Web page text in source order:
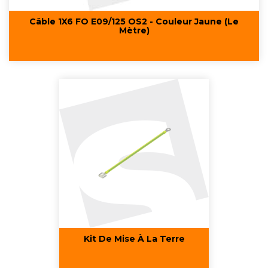
Câble 1X6 FO E09/125 OS2 - Couleur Jaune (Le
Mètre)
Kit De Mise À La Terre